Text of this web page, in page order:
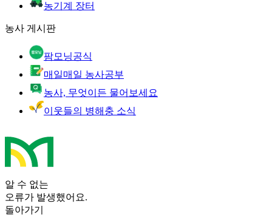
농기계 장터
농사 게시판
팜모닝공식
매일매일 농사공부
농사, 무엇이든 물어보세요
이웃들의 병해충 소식
알 수 없는
오류가 발생했어요.
돌아가기